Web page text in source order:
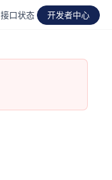
接口状态 开发者中心